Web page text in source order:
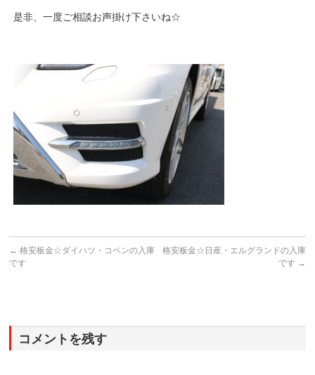
是非、一度ご相談お声掛け下さいね☆
← 格安板金☆ダイハツ・コペンの入庫
です
格安板金☆日産・エルグランドの入庫
です →
コメントを残す